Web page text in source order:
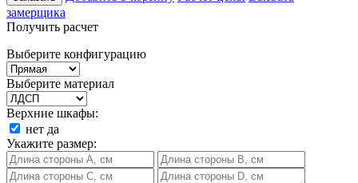
замерщика
Получить расчет
Выберите конфигурацию
Выберите материал
Верхние шкафы:
нет да
Укажите размер: